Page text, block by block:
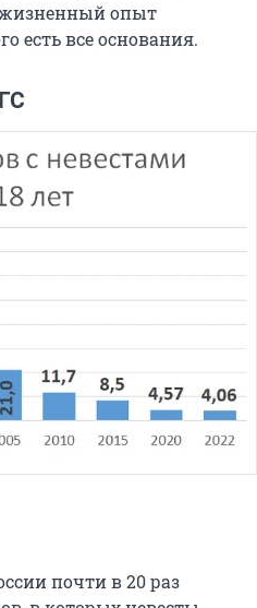
жизненный опыт
есть все основания.
почти в 20 раз